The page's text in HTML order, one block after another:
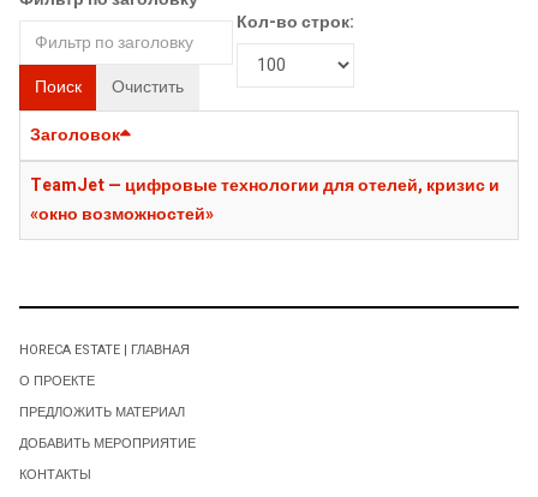
Поиск Очистить
Кол-во строк:
Заголовок
TeamJet — цифровые технологии для отелей, кризис и
«окно возможностей»
HORECA ESTATE | ГЛАВНАЯ
О ПРОЕКТЕ
ПРЕДЛОЖИТЬ МАТЕРИАЛ
ДОБАВИТЬ МЕРОПРИЯТИЕ
КОНТАКТЫ